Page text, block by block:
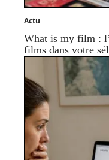
Actu
What is my film :
films dans votre